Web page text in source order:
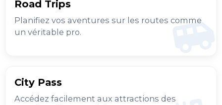
Road Trips
Planifiez vos aventures sur les routes comme
un véritable pro.
City Pass
Accédez facilement aux attractions des